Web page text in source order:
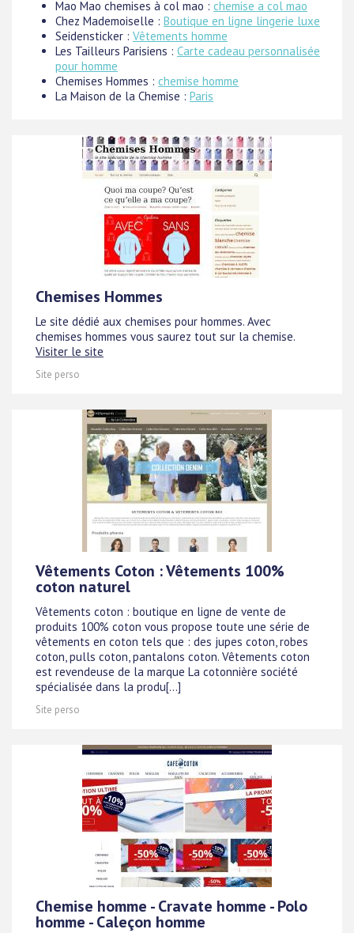
Mao Mao chemises à col mao : chemise a col mao
Chez Mademoiselle : Boutique en ligne lingerie luxe
Seidensticker : Vêtements homme
Les Tailleurs Parisiens : Carte cadeau personnalisée
pour homme
Chemises Hommes : chemise homme
La Maison de la Chemise : Paris
Chemises Hommes
Le site dédié aux chemises pour hommes. Avec
chemises hommes vous saurez tout sur la chemise.
Visiter le site
Site perso
Vêtements Coton : Vêtements 100%
coton naturel
Vêtements coton : boutique en ligne de vente de
produits 100% coton vous propose toute une série de
vêtements en coton tels que : des jupes coton, robes
coton, pulls coton, pantalons coton. Vêtements coton
est revendeuse de la marque La cotonnière société
spécialisée dans la produ[...]
Site perso
Chemise homme - Cravate homme - Polo
homme - Caleçon homme